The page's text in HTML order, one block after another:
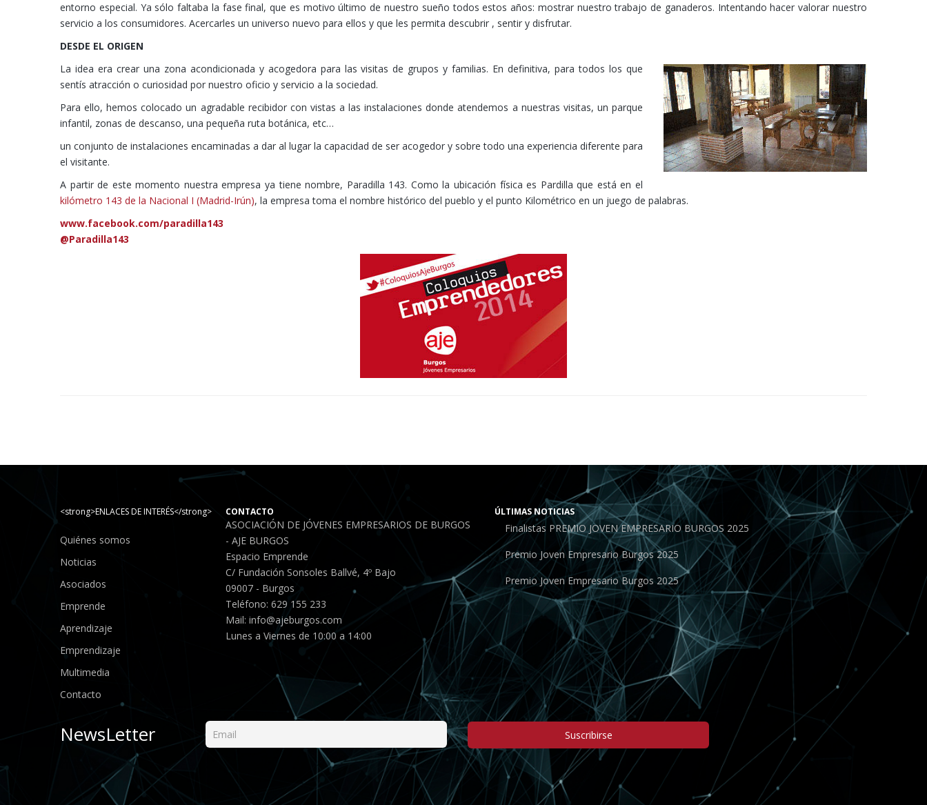
entorno especial. Ya sólo faltaba la fase final, que es motivo último de nuestro sueño todos estos años: mostrar nuestro trabajo de ganaderos. Intentando hacer valorar nuestro
servicio a los consumidores. Acercarles un universo nuevo para ellos y que les permita descubrir , sentir y disfrutar.
DESDE EL ORIGEN
La idea era crear una zona acondicionada y acogedora para las visitas de grupos y familias. En definitiva, para todos los que
sentís atracción o curiosidad por nuestro oficio y servicio a la sociedad.
Para ello, hemos colocado un agradable recibidor con vistas a las instalaciones donde atendemos a nuestras visitas, un parque
infantil, zonas de descanso, una pequeña ruta botánica, etc…
un conjunto de instalaciones encaminadas a dar al lugar la capacidad de ser acogedor y sobre todo una experiencia diferente para
el visitante.
A partir de este momento nuestra empresa ya tiene nombre, Paradilla 143. Como la ubicación física es Pardilla que está en el
kilómetro 143 de la Nacional I (Madrid-Irún), la empresa toma el nombre histórico del pueblo y el punto Kilométrico en un juego de palabras.
www.facebook.com/paradilla143
@Paradilla143
<strong>ENLACES DE INTERÉS</strong>
Quiénes somos
Noticias
Asociados
Emprende
Aprendizaje
Emprendizaje
Multimedia
Contacto
CONTACTO
ASOCIACIÓN DE JÓVENES EMPRESARIOS DE BURGOS
- AJE BURGOS
Espacio Emprende
C/ Fundación Sonsoles Ballvé, 4º Bajo
09007 - Burgos
Teléfono: 629 155 233
Mail: info@ajeburgos.com
Lunes a Viernes de 10:00 a 14:00
ÚLTIMAS NOTICIAS
Finalistas PREMIO JOVEN EMPRESARIO BURGOS 2025
Premio Joven Empresario Burgos 2025
Premio Joven Empresario Burgos 2025
NewsLetter Suscribirse